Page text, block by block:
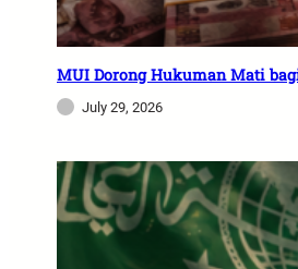
MUI Dorong Hukuman Mati
July 29, 2026